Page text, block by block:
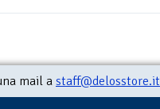
mail a staff@delosstore.it